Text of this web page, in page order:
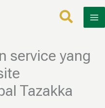
service yang
Tazakka